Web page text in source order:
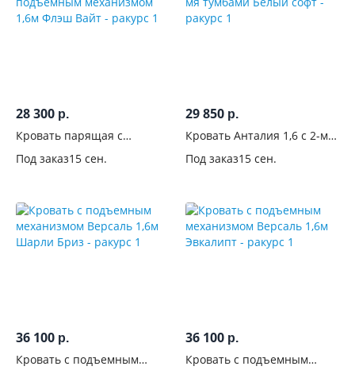
28 300 р.
Кровать парящая с
1,6м Флэш Вайт
Под заказ15 сен.
29 850 р.
Кровать Анталия 1,6 с 2-мя
Под заказ15 сен.
36 100 р.
Кровать с подъемным
36 100 р.
Кровать с подъемным
Цвет